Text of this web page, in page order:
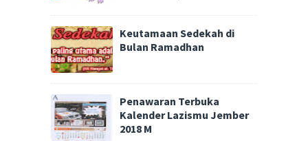
Keutamaan Sedekah di
Bulan Ramadhan
Penawaran Terbuka
Kalender Lazismu Jember
2018 M